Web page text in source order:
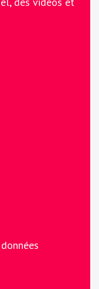
Youtube